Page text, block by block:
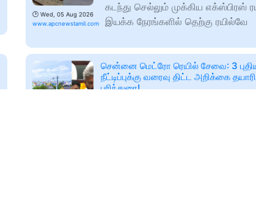
🕑 Wed, 05 Aug 2026
www.apcnewstamil.com
கடந்து செல்லும் முக்கிய எக்ஸ்பிரஸ்
இயக்க நேரங்களில் தெற்கு ரயில்வே
சென்னை மெட்ரோ ரெயில் சேவை: 3
நீட்டிப்புக்கு வரைவு திட்ட அறிக்கை
பரிந்துரை!